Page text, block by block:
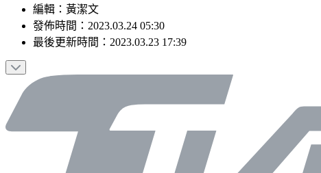
編輯 ： 黃潔文
發佈時間： 2023.03.24 05:30
最後更新時間： 2023.03.23 17:39